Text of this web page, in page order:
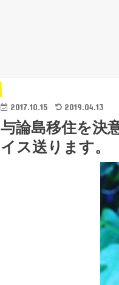
2017.10.15 2019.04.13
与論島移住を決
イス送ります。